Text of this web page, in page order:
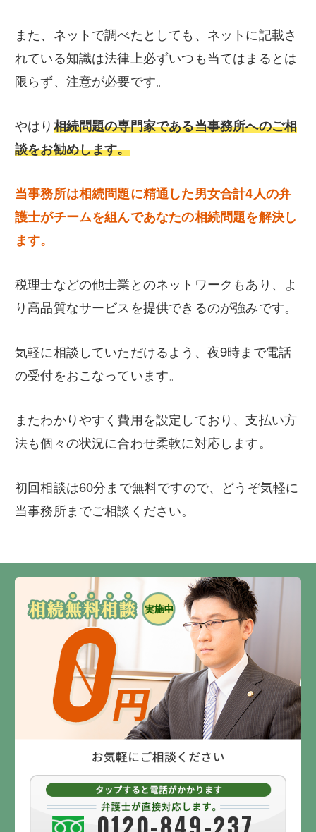
また、ネットで調べたとしても、ネットに記載さ
れている知識は法律上必ずいつも当てはまるとは
限らず、注意が必要です。
やはり相続問題の専門家である当事務所へのご相
談をお勧めします。
当事務所は相続問題に精通した男女合計4人の弁
護士がチームを組んであなたの相続問題を解決し
ます。
税理士などの他士業とのネットワークもあり、よ
り高品質なサービスを提供できるのが強みです。
気軽に相談していただけるよう、夜9時まで電話
の受付をおこなっています。
またわかりやすく費用を設定しており、支払い方
法も個々の状況に合わせ柔軟に対応します。
初回相談は60分まで無料ですので、どうぞ気軽に
当事務所までご相談ください。